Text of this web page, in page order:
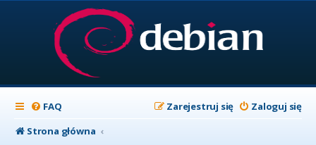
FAQ Zaloguj się
Zarejestruj się
Strona główna